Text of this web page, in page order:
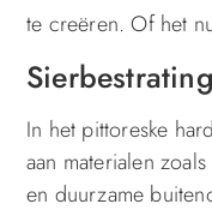
te creëren. Of het
In het pittoreske
aan materialen
en duurzame